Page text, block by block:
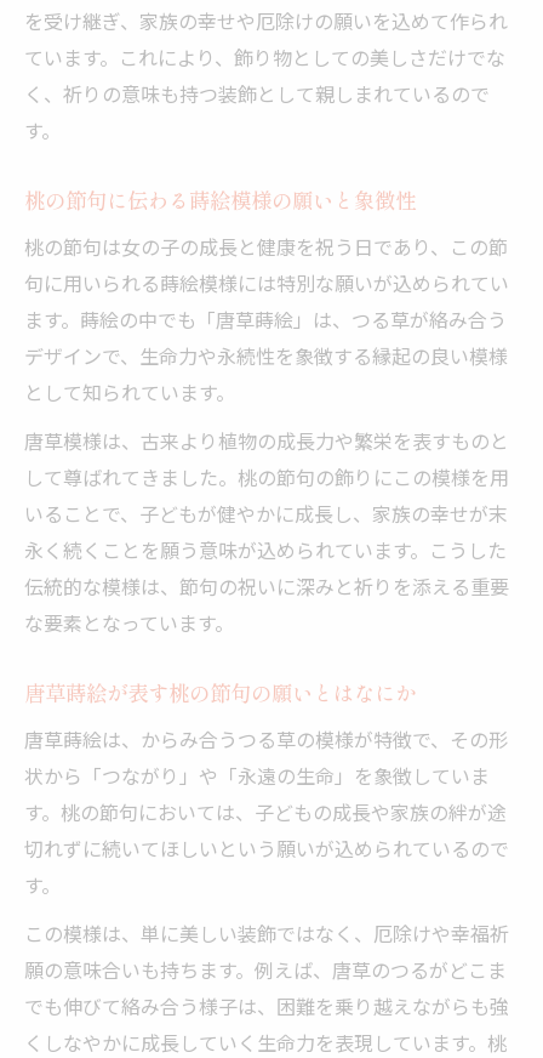
を受け継ぎ、家族の幸せや厄除けの願いを込めて作られ
ています。これにより、飾り物としての美しさだけでな
く、祈りの意味も持つ装飾として親しまれているので
す。
桃の節句に伝わる蒔絵模様の願いと象徴性
桃の節句は女の子の成長と健康を祝う日であり、この節
句に用いられる蒔絵模様には特別な願いが込められてい
ます。蒔絵の中でも「唐草蒔絵」は、つる草が絡み合う
デザインで、生命力や永続性を象徴する縁起の良い模様
として知られています。
唐草模様は、古来より植物の成長力や繁栄を表すものと
して尊ばれてきました。桃の節句の飾りにこの模様を用
いることで、子どもが健やかに成長し、家族の幸せが末
永く続くことを願う意味が込められています。こうした
伝統的な模様は、節句の祝いに深みと祈りを添える重要
な要素となっています。
唐草蒔絵が表す桃の節句の願いとはなにか
唐草蒔絵は、からみ合うつる草の模様が特徴で、その形
状から「つながり」や「永遠の生命」を象徴していま
す。桃の節句においては、子どもの成長や家族の絆が途
切れずに続いてほしいという願いが込められているので
す。
この模様は、単に美しい装飾ではなく、厄除けや幸福祈
願の意味合いも持ちます。例えば、唐草のつるがどこま
でも伸びて絡み合う様子は、困難を乗り越えながらも強
くしなやかに成長していく生命力を表現しています。桃